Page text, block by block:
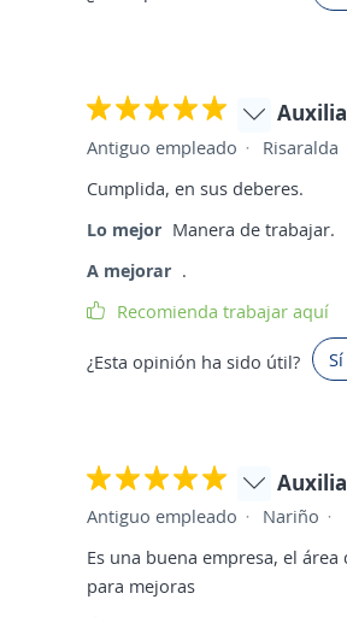
Antiguo empleado
Risaralda
Cumplida, en sus deberes.
Lo mejor Manera de trabajar.
A mejorar .
Recomienda trabajar aquí
¿Esta opinión ha sido útil? Sí
Antiguo empleado
Nariño
Es una buena empresa, el
para mejoras